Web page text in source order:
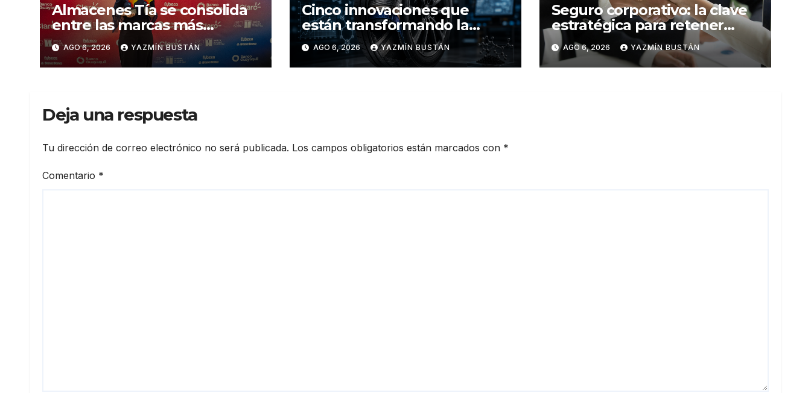
Almacenes Tía se consolida
entre las marcas más
influyentes del Ecuador
AGO 6, 2026 YAZMÍN BUSTÁN
Cinco innovaciones que
están transformando la
industria de los neumáticos y
redefinen el futuro de la
movilidad
AGO 6, 2026 YAZMÍN BUSTÁN
Seguro corporativo: la clave
estratégica para retener
talento en Ecuador
AGO 6, 2026 YAZMÍN BUSTÁN
Deja una respuesta
Tu dirección de correo electrónico no será publicada. Los campos obligatorios están marcados con *
Comentario *